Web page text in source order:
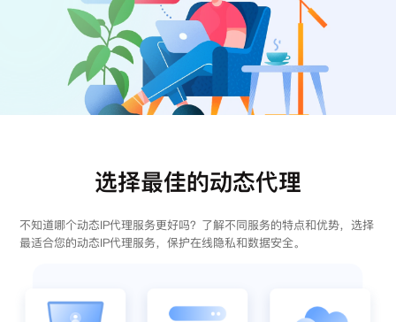
选择最佳的动态代理
不知道哪个动态IP代理服务更好吗？了解不同服务的特点和优势，选择
最适合您的动态IP代理服务，保护在线隐私和数据安全。